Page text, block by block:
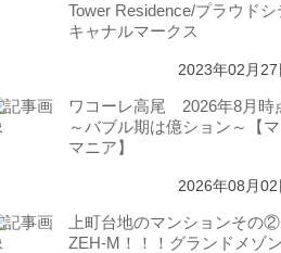
Tower Residence/プラウドシ
キャナルマークス
2023年02月27
ワコーレ高尾 2026年8月時
～バブル期は億ション～【
マニア】
2026年08月02
上町台地のマンションその
ZEH-M！！！グランドメゾ